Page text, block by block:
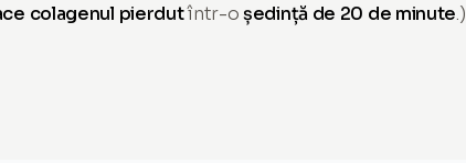
colagenul pierdutîntr-oședință de 20 de minute.)